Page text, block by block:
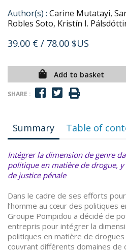
Author(s) : Carine Mutatayi,
Robles Soto, Kristín I.
39.00 € / 78.00 $US
Add to basket
SHARE :
Summary Table of
Intégrer la dimension de genre
politique en matière de drogue,
de justice pénale
Dans le cadre de ses efforts
l’homme au cœur des politiques
Groupe Pompidou a décidé de
entrepris pour intégrer la
politiques en matière de drogues
couvrant différents domaines de